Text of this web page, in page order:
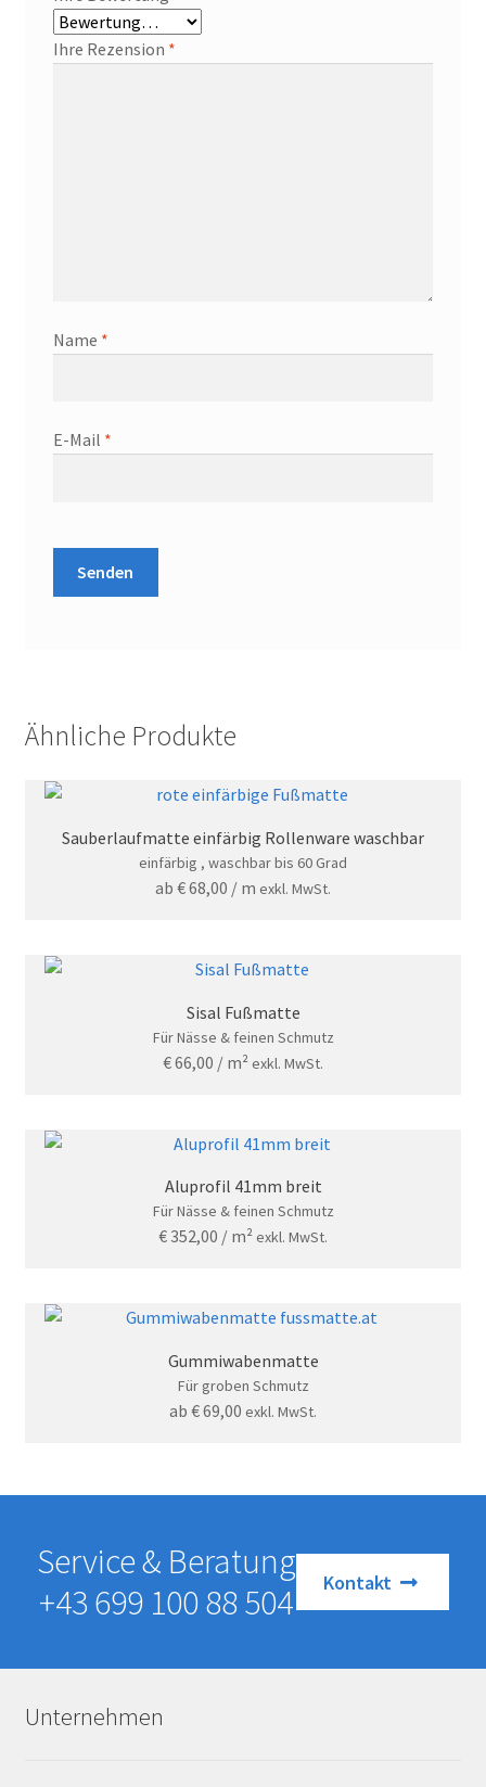
Ihre Rezension *
Name *
E-Mail *
Ähnliche Produkte
Sauberlaufmatte einfärbig Rollenware waschbar
einfärbig , waschbar bis 60 Grad
ab €68,00 / m exkl. MwSt.
Sisal Fußmatte
Für Nässe & feinen Schmutz
€66,00 / m² exkl. MwSt.
Aluprofil 41mm breit
Für Nässe & feinen Schmutz
€ 352,00 / m² exkl. MwSt.
Gummiwabenmatte
Für groben Schmutz
ab €69,00 exkl. MwSt.
Service & Beratung
+43 699 100 88 504
Kontakt
Unternehmen